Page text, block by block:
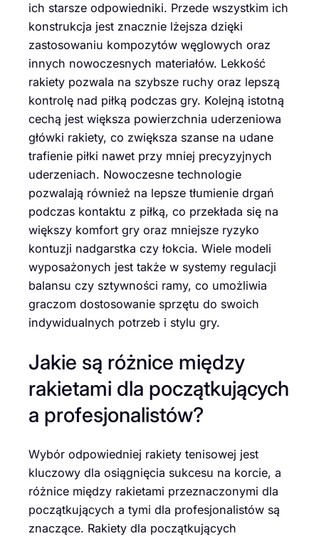
ich starsze odpowiedniki. Przede wszystkim ich
konstrukcja jest znacznie lżejsza dzięki
zastosowaniu kompozytów węglowych oraz
innych nowoczesnych materiałów. Lekkość
rakiety pozwala na szybsze ruchy oraz lepszą
kontrolę nad piłką podczas gry. Kolejną istotną
cechą jest większa powierzchnia uderzeniowa
główki rakiety, co zwiększa szanse na udane
trafienie piłki nawet przy mniej precyzyjnych
uderzeniach. Nowoczesne technologie
pozwalają również na lepsze tłumienie drgań
podczas kontaktu z piłką, co przekłada się na
większy komfort gry oraz mniejsze ryzyko
kontuzji nadgarstka czy łokcia. Wiele modeli
wyposażonych jest także w systemy regulacji
balansu czy sztywności ramy, co umożliwia
graczom dostosowanie sprzętu do swoich
indywidualnych potrzeb i stylu gry.
Jakie są różnice między
rakietami dla początkujących
a profesjonalistów?
Wybór odpowiedniej rakiety tenisowej jest
kluczowy dla osiągnięcia sukcesu na korcie, a
różnice między rakietami przeznaczonymi dla
początkujących a tymi dla profesjonalistów są
znaczące. Rakiety dla początkujących